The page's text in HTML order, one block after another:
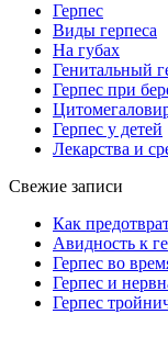
Герпес
Виды герпеса
На губах
Генитальный
Герпес при
Герпес у детей
Лекарства и
Свежие записи
Как
Авидность к
Герпес во
Герпес и
Герпес